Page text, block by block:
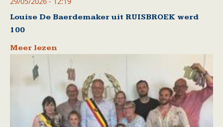
Louise De Baerdemaker uit RUISBROEK werd
100
Meer lezen